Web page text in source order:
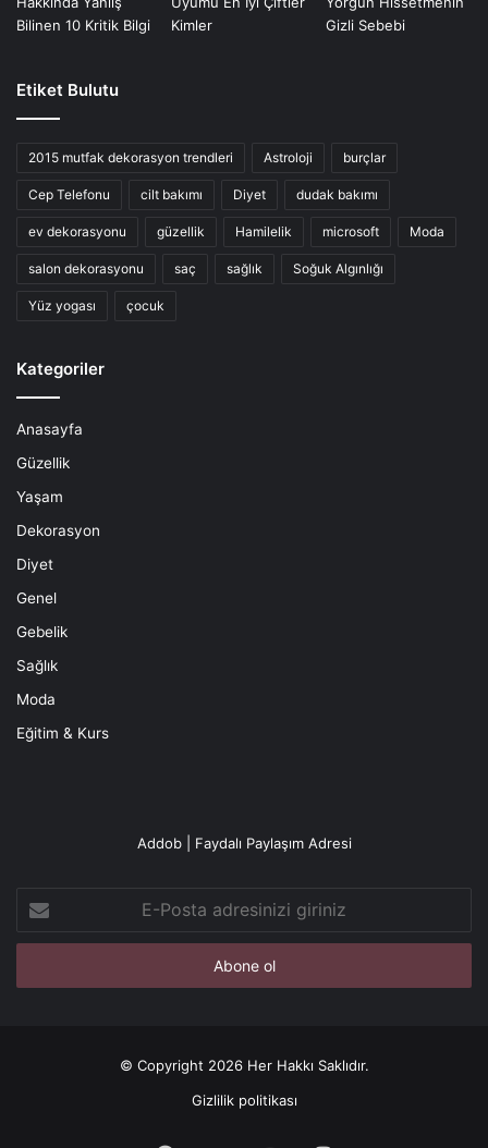
Etiket Bulutu
2015 mutfak dekorasyon trendleri Astroloji burçlar
Cep Telefonu cilt bakımı Diyet dudak bakımı
ev dekorasyonu güzellik Hamilelik microsoft Moda
salon dekorasyonu saç sağlık Soğuk Algınlığı
Yüz yogası çocuk
Kategoriler
Anasayfa
Güzellik
Yaşam
Dekorasyon
Diyet
Genel
Gebelik
Sağlık
Moda
Eğitim & Kurs
Addob | Faydalı Paylaşım Adresi
Posta
adresinizi
© Copyright 2026 Her Hakkı Saklıdır.
Gizlilik politikası